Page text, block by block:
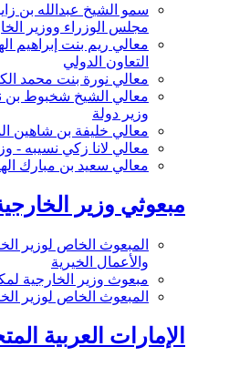
سمو الشيخ عبدالله بن
مجلس الوزراء ووزير
معالي ريم بنت إبراهيم
التعاون الدولي
معالي نورة بنت محمد
معالي الشيخ شخبوط بن
وزير دولة
معالي خليفة بن شاهين
معالي لانا زكي نسيبه -
معالي سعيد بن مبارك
مبعوثي وزير
المبعوث الخاص لوزير
والأعمال الخيرية
مبعوث وزير الخارجية
المبعوث الخاص لوزير
الإمارات العربية